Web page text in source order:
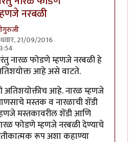
नरबळी
21/09/2016
reply toमला शास्त्रार्थ वगैरे काही
नारळ फोडणे म्हणजे नरबळी हे
आहे असे वाटते.
अतिशयोक्तीच आहे. नारळ म्हणजे
मस्तक व नारळाची शेंडी
मस्तकावरील शेंडी आणि
फोडणे म्हणजे नरबळी देण्याचे
रूप अशा कहाण्या